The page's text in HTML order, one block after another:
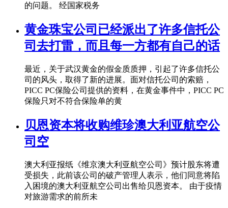
的问题。 经国家税务
黄金珠宝公司已经派出了许多信托公
司去打雷，而且每一方都有自己的话
最近，关于武汉黄金的假金质质押，引起了许多信托公
司的风头，取得了新的进展。面对信托公司的索赔，
PICC PC保险公司提供的资料，在黄金事件中，PICC PC
保险只对不符合保险单的黄
贝恩资本将收购维珍澳大利亚航空公
司空
澳大利亚报纸《维京澳大利亚航空公司》预计股东将遭
受损失，此前该公司的破产管理人表示，他们同意将陷
入困境的澳大利亚航空公司出售给贝恩资本。 由于疫情
对旅游需求的前所未